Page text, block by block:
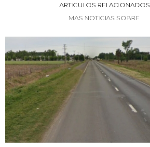
ARTICULOS RELACIONADOS
MAS NOTICIAS SOBRE